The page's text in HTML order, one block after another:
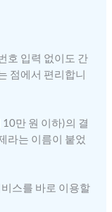
호 입력 없이도 간
점에서 편리합니
만 원 이하)의 결
라는 이름이 붙었
스를 바로 이용할